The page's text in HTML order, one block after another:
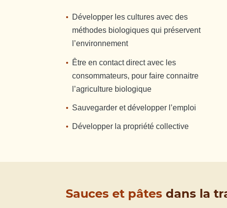
Développer les cultures avec des
méthodes biologiques qui préservent
l’environnement
Être en contact direct avec les
consommateurs, pour faire connaitre
l’agriculture biologique
Sauvegarder et développer l’emploi
Développer la propriété collective
Sauces et pâtesdans la